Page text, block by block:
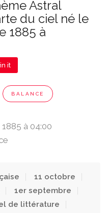
Astral
du ciel né le
1885 à
it
BALANCE
à 04:00
11 octobre
1er septembre
de littérature